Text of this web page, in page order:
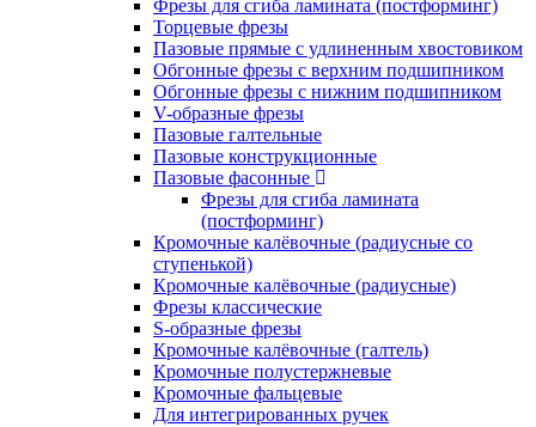
Фрезы для сгиба ламината (постформинг)
Торцевые фрезы
Пазовые прямые с удлиненным хвостовиком
Обгонные фрезы с верхним подшипником
Обгонные фрезы с нижним подшипником
V-образные фрезы
Пазовые галтельные
Пазовые конструкционные
Пазовые фасонные
Фрезы для сгиба ламината
(постформинг)
Кромочные калёвочные (радиусные со
ступенькой)
Кромочные калёвочные (радиусные)
Фрезы классические
S-образные фрезы
Кромочные калёвочные (галтель)
Кромочные полустержневые
Кромочные фальцевые
Для интегрированных ручек